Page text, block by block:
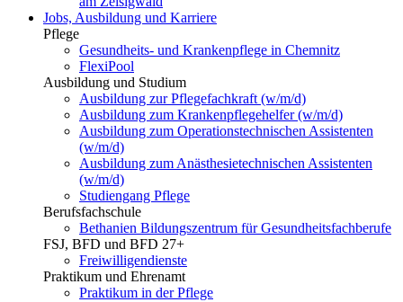
Jobs, Ausbildung und Karriere
Pflege
Gesundheits- und Krankenpflege in Chemnitz
FlexiPool
Ausbildung und Studium
Ausbildung zur Pflegefachkraft (w/m/d)
Ausbildung zum Krankenpflegehelfer (w/m/d)
Ausbildung zum Operationstechnischen Assistenten
(w/m/d)
Ausbildung zum Anästhesietechnischen Assistenten
(w/m/d)
Studiengang Pflege
Berufsfachschule
Bethanien Bildungszentrum für Gesundheitsfachberufe
FSJ, BFD und BFD 27+
Freiwilligendienste
Praktikum und Ehrenamt
Praktikum in der Pflege